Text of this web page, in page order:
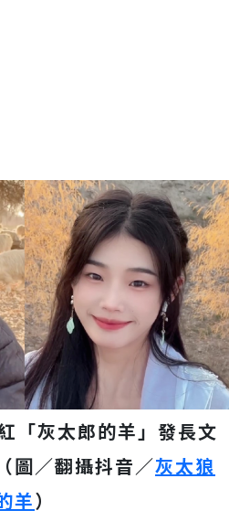
「灰太郎的羊」發長文
圖／翻攝抖音／灰太狼
羊）